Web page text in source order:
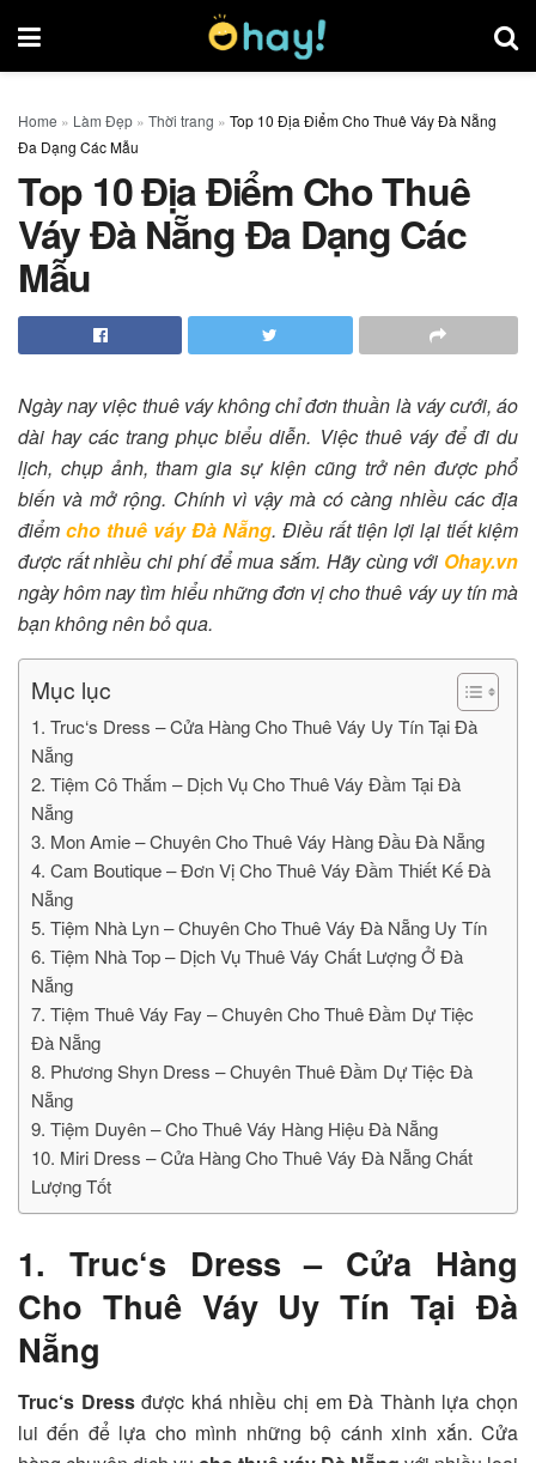
Home » Làm Đẹp » Thời trang » Top 10 Địa Điểm Cho Thuê Váy Đà Nẵng
Đa Dạng Các Mẫu
Top 10 Địa Điểm Cho Thuê
Váy Đà Nẵng Đa Dạng Các
Mẫu
Ngày nay việc thuê váy không chỉ đơn thuần là váy cưới, áo
dài hay các trang phục biểu diễn. Việc thuê váy để đi du
lịch, chụp ảnh, tham gia sự kiện cũng trở nên được phổ
biến và mở rộng. Chính vì vậy mà có càng nhiều các địa
điểm cho thuê váy Đà Nẵng. Điều rất tiện lợi lại tiết kiệm
được rất nhiều chi phí để mua sắm. Hãy cùng với Ohay.vn
ngày hôm nay tìm hiểu những đơn vị cho thuê váy uy tín mà
bạn không nên bỏ qua.
Mục lục
1. Truc‘s Dress – Cửa Hàng Cho Thuê Váy Uy Tín Tại Đà
Nẵng
2. Tiệm Cô Thắm – Dịch Vụ Cho Thuê Váy Đầm Tại Đà
Nẵng
3. Mon Amie – Chuyên Cho Thuê Váy Hàng Đầu Đà Nẵng
4. Cam Boutique – Đơn Vị Cho Thuê Váy Đầm Thiết Kế Đà
Nẵng
5. Tiệm Nhà Lyn – Chuyên Cho Thuê Váy Đà Nẵng Uy Tín
6. Tiệm Nhà Top – Dịch Vụ Thuê Váy Chất Lượng Ở Đà
Nẵng
7. Tiệm Thuê Váy Fay – Chuyên Cho Thuê Đầm Dự Tiệc
Đà Nẵng
8. Phương Shyn Dress – Chuyên Thuê Đầm Dự Tiệc Đà
Nẵng
9. Tiệm Duyên – Cho Thuê Váy Hàng Hiệu Đà Nẵng
10. Miri Dress – Cửa Hàng Cho Thuê Váy Đà Nẵng Chất
Lượng Tốt
1. Truc‘s Dress – Cửa Hàng
Cho Thuê Váy Uy Tín Tại Đà
Nẵng
Truc‘s Dressđược khá nhiều chị em Đà Thành lựa chọn
lui đến để lựa cho mình những bộ cánh xinh xắn. Cửa